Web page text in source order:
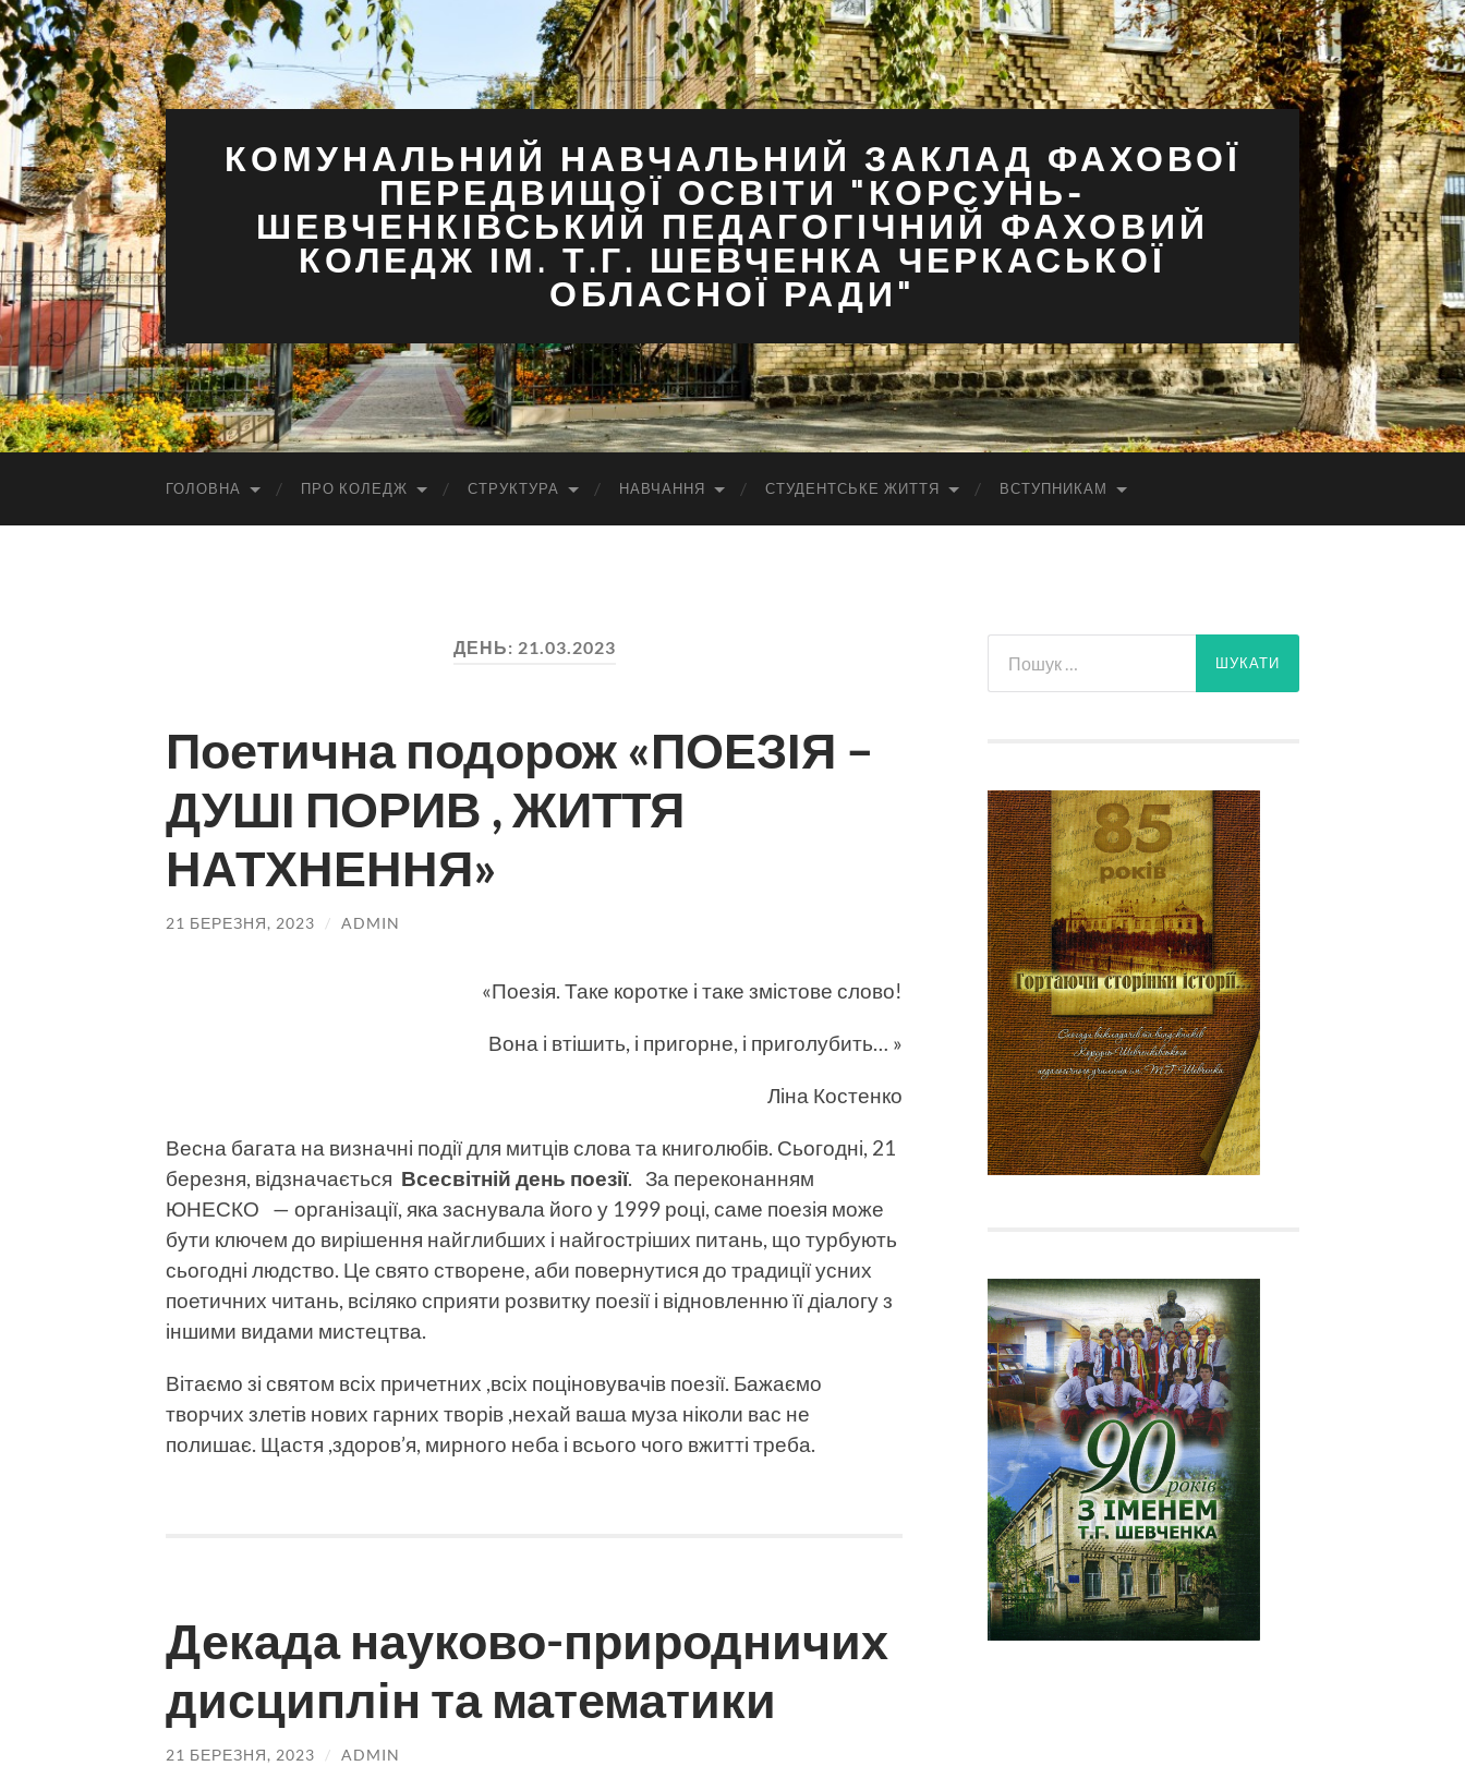
КОМУНАЛЬНИЙ НАВЧАЛЬНИЙ ЗАКЛАД ФАХОВОЇ
ПЕРЕДВИЩОЇ ОСВІТИ "КОРСУНЬ-
ШЕВЧЕНКІВСЬКИЙ ПЕДАГОГІЧНИЙ ФАХОВИЙ
КОЛЕДЖ ІМ. Т.Г. ШЕВЧЕНКА ЧЕРКАСЬКОЇ
ОБЛАСНОЇ РАДИ"
ГОЛОВНА ПРО КОЛЕДЖ СТРУКТУРА НАВЧАННЯ СТУДЕНТСЬКЕ ЖИТТЯ ВСТУПНИКАМ
ДЕНЬ: 21.03.2023
Поетична подорож «ПОЕЗІЯ –
ДУШІ ПОРИВ , ЖИТТЯ
НАТХНЕННЯ»
21 БЕРЕЗНЯ, 2023 / ADMIN
«Поезія. Таке коротке і таке змістове слово!
Вона і втішить, і пригорне, і приголубить… »
Ліна Костенко
Весна багата на визначні події для митців слова та книголюбів. Сьогодні, 21
березня, відзначається Всесвітній день поезії. За переконанням
ЮНЕСКО — організації, яка заснувала його у 1999 році, саме поезія може
бути ключем до вирішення найглибших і найгостріших питань, що турбують
сьогодні людство. Це свято створене, аби повернутися до традиції усних
поетичних читань, всіляко сприяти розвитку поезії і відновленню її діалогу з
іншими видами мистецтва.
Вітаємо зі святом всіх причетних ,всіх поціновувачів поезії. Бажаємо
творчих злетів нових гарних творів ,нехай ваша муза ніколи вас не
полишає. Щастя ,здоров’я, мирного неба і всього чого вжитті треба.
Декада науково-природничих
дисциплін та математики
21 БЕРЕЗНЯ, 2023 / ADMIN